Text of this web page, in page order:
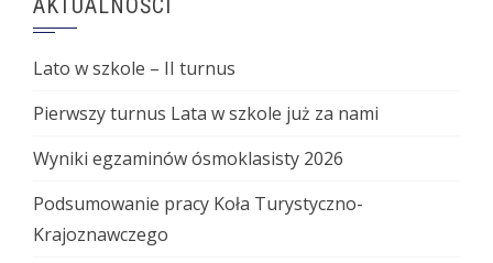
AKTUALNOŚCI
Lato w szkole – II turnus
Pierwszy turnus Lata w szkole już za nami
Wyniki egzaminów ósmoklasisty 2026
Podsumowanie pracy Koła Turystyczno-
Krajoznawczego